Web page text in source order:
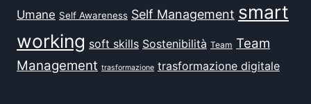
Umane Self Awareness Self Management smart
working soft skills Sostenibilità Team Team
Management trasformazione trasformazione digitale